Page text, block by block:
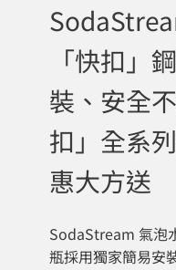
「快扣」
裝、安全
扣」全系
惠大方送
SodaStream 氣
瓶採用獨家簡易安